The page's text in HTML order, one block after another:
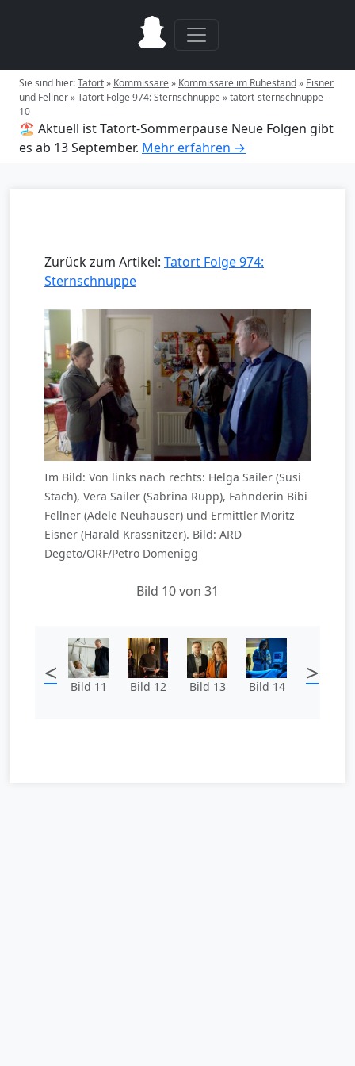
Sie sind hier:Tatort» Kommissare» Kommissare im Ruhestand» Eisner
und Fellner»Tatort Folge 974: Sternschnuppe»tatort-sternschnuppe-
10
🏖️ Aktuell ist Tatort-Sommerpause Neue Folgen gibt
es ab 13 September. Mehr erfahren →
Zurück zum Artikel: Tatort Folge 974:
Sternschnuppe
Im Bild: Von links nach rechts: Helga Sailer (Susi
Stach), Vera Sailer (Sabrina Rupp), Fahnderin Bibi
Fellner (Adele Neuhauser) und Ermittler Moritz
Eisner (Harald Krassnitzer). Bild: ARD
Degeto/ORF/Petro Domenigg
Bild 10 von 31
< Bild 11 Bild 12 Bild 13 Bild 14 >